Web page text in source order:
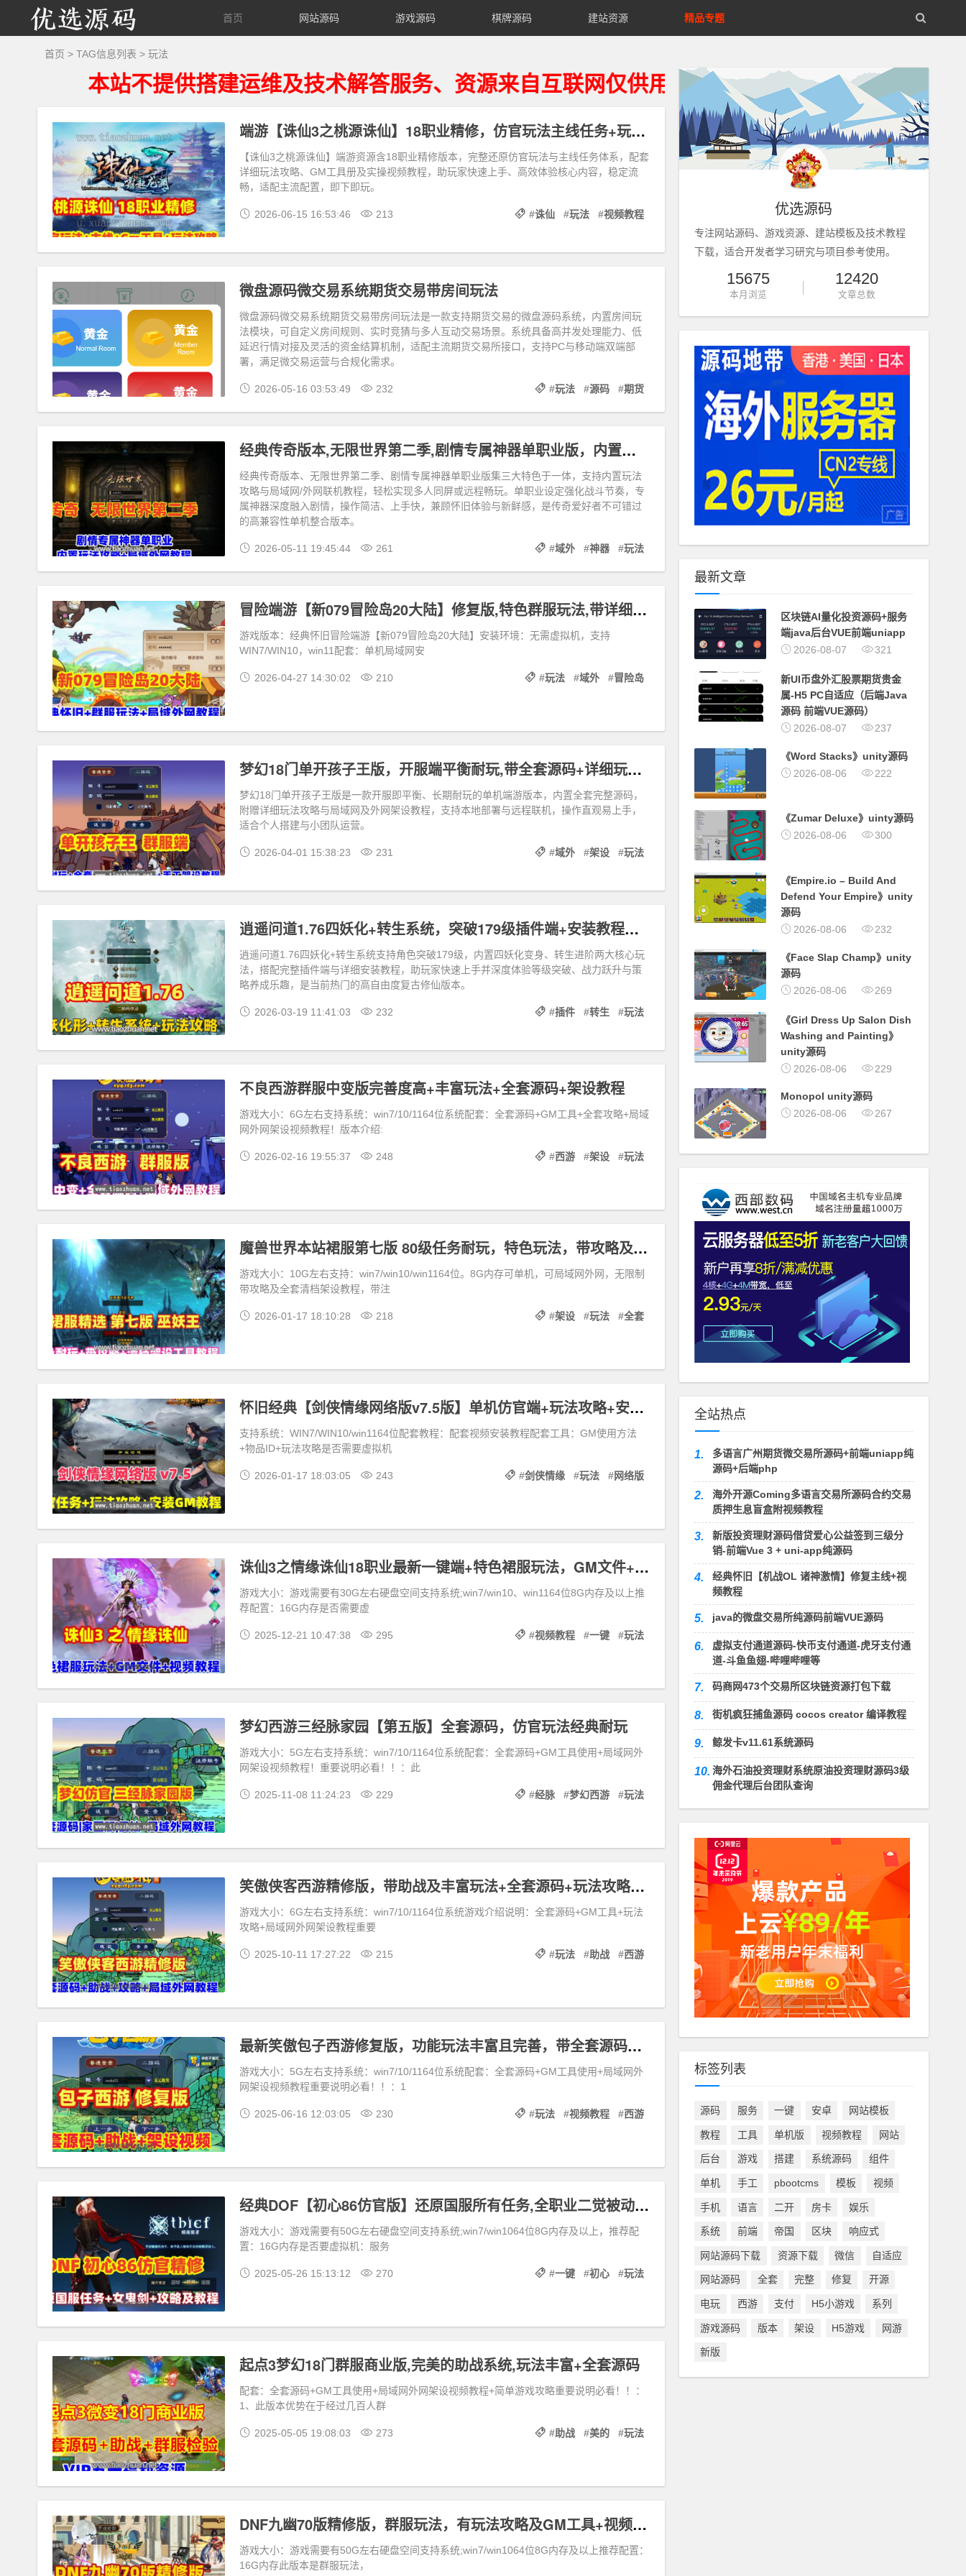
优 首页 网站源码 游戏源码 棋牌源码 建站资源 精品专题
首页 > TAG信息列表 > 玩法
本站不提供搭建运维及技术解答服务、资源来自互联网仅供用户学习研究、请获得资源24小时内从
端游【诛仙3之桃源诛仙】18职业精修，仿官玩法主线任务+玩法攻略,配GM工具册+视频教程
【诛仙3之桃源诛仙】端游资源含18职业精修版本，完整还原仿官玩法与主线任务体系，配套
详细玩法攻略、GM工具册及实操视频教程，助玩家快速上手、高效体验核心内容，稳定流
畅，适配主流配置，即下即玩。
2026-06-15 16:53:46 213 #诛仙 #玩法 #视频教程
微盘源码微交易系统期货交易带房间玩法
微盘源码微交易系统期货交易带房间玩法是一款支持期货交易的微盘源码系统，内置房间玩
法模块，可自定义房间规则、实时竞猜与多人互动交易场景。系统具备高并发处理能力、低
延迟行情对接及灵活的资金结算机制，适配主流期货交易所接口，支持PC与移动端双端部
署，满足微交易运营与合规化需求。
2026-05-16 03:53:49 232 #玩法 #源码 #期货
经典传奇版本,无限世界第二季,剧情专属神器单职业版，内置玩法攻略+局域外网教程
经典传奇版本、无限世界第二季、剧情专属神器单职业版集三大特色于一体，支持内置玩法
攻略与局域网/外网联机教程，轻松实现多人同屏或远程畅玩。单职业设定强化战斗节奏，专
属神器深度融入剧情，操作简洁、上手快，兼顾怀旧体验与新鲜感，是传奇爱好者不可错过
的高兼容性单机整合版本。
2026-05-11 19:45:44 261 #域外 #神器 #玩法
冒险端游【新079冒险岛20大陆】修复版,特色群服玩法,带详细玩法攻略+GM后台+局域外网教程
游戏版本：经典怀旧冒险端游【新079冒险岛20大陆】安装环境：无需虚拟机，支持
WIN7/WIN10，win11配套：单机局域网安
2026-04-27 14:30:02 210 #玩法 #域外 #冒险岛
梦幻18门单开孩子王版，开服端平衡耐玩,带全套源码+详细玩法攻略+局域外网架设教程
梦幻18门单开孩子王版是一款开服即平衡、长期耐玩的单机端游版本，内置全套完整源码，
附赠详细玩法攻略与局域网及外网架设教程，支持本地部署与远程联机，操作直观易上手，
适合个人搭建与小团队运营。
2026-04-01 15:38:23 231 #域外 #架设 #玩法
逍遥问道1.76四妖化+转生系统，突破179级插件端+安装教程及玩法攻略
逍遥问道1.76四妖化+转生系统支持角色突破179级，内置四妖化变身、转生进阶两大核心玩
法，搭配完整插件端与详细安装教程，助玩家快速上手并深度体验等级突破、战力跃升与策
略养成乐趣，是当前热门的高自由度复古修仙版本。
2026-03-19 11:41:03 232 #插件 #转生 #玩法
不良西游群服中变版完善度高+丰富玩法+全套源码+架设教程
游戏大小：6G左右支持系统：win7/10/1164位系统配套：全套源码+GM工具+全套攻略+局域
网外网架设视频教程！版本介绍:
2026-02-16 19:55:37 248 #西游 #架设 #玩法
魔兽世界本站裙服第七版 80级任务耐玩，特色玩法，带攻略及全套清档架设教程
游戏大小：10G左右支持：win7/win10/win1164位。8G内存可单机，可局域网外网，无限制
带攻略及全套清档架设教程，带注
2026-01-17 18:10:28 218 #架设 #玩法 #全套
怀旧经典【剑侠情缘网络版v7.5版】单机仿官端+玩法攻略+安装及GM使用教程
支持系统：WIN7/WIN10/win1164位配套教程：配套视频安装教程配套工具：GM使用方法
+物品ID+玩法攻略是否需要虚拟机
2026-01-17 18:03:05 243 #剑侠情缘 #玩法 #网络版
诛仙3之情缘诛仙18职业最新一键端+特色裙服玩法，GM文件+安装视频教程
游戏大小：游戏需要有30G左右硬盘空间支持系统;win7/win10、win1164位8G内存及以上推
荐配置：16G内存是否需要虚
2025-12-21 10:47:38 295 #视频教程 #一键 #玩法
梦幻西游三经脉家园【第五版】全套源码，仿官玩法经典耐玩
游戏大小：5G左右支持系统：win7/10/1164位系统配套：全套源码+GM工具使用+局域网外
网架设视频教程！重要说明必看！！：此
2025-11-08 11:24:23 229 #经脉 #梦幻西游 #玩法
笑傲侠客西游精修版，带助战及丰富玩法+全套源码+玩法攻略+局域网外网架设教程
游戏大小：6G左右支持系统：win7/10/1164位系统游戏介绍说明：全套源码+GM工具+玩法
攻略+局域网外网架设教程重要
2025-10-11 17:27:22 215 #玩法 #助战 #西游
最新笑傲包子西游修复版，功能玩法丰富且完善，带全套源码+玩法攻略+安装架设视频教程
游戏大小：5G左右支持系统：win7/10/1164位系统配套：全套源码+GM工具使用+局域网外
网架设视频教程重要说明必看！！：1
2025-06-16 12:03:05 230 #玩法 #视频教程 #西游
经典DOF【初心86仿官版】还原国服所有任务,全职业二觉被动,一键满级+手动升级，带玩法攻略及安装教程
游戏大小：游戏需要有50G左右硬盘空间支持系统;win7/win1064位8G内存及以上，推荐配
置：16G内存是否要虚拟机：服务
2025-05-26 15:13:12 270 #一键 #初心 #玩法
起点3梦幻18门群服商业版,完美的助战系统,玩法丰富+全套源码
配套：全套源码+GM工具使用+局域网外网架设视频教程+简单游戏攻略重要说明必看！！：
1、此版本优势在于经过几百人群
2025-05-05 19:08:03 273 #助战 #美的 #玩法
DNF九幽70版精修版，群服玩法，有玩法攻略及GM工具+视频教程
游戏大小：游戏需要有50G左右硬盘空间支持系统;win7/win1064位8G内存及以上推荐配置：
16G内存此版本是群服玩法，
优选源码
专注网站源码、游戏资源、建站模板及技术教程
下载，适合开发者学习研究与项目参考使用。
15675
本月浏览
12420
文章总数
最新文章
区块链AI量化投资源码+服务
端java后台VUE前端uniapp
2026-08-07
321
新UI币盘外汇股票期货贵金
属-H5 PC自适应（后端Java
源码 前端VUE源码）
2026-08-07
237
《Word Stacks》unity源码
2026-08-06
222
《Zumar Deluxe》uinty源码
2026-08-06
300
《Empire.io – Build And
Defend Your Empire》unity
源码
2026-08-06
232
《Face Slap Champ》unity
源码
2026-08-06
269
《Girl Dress Up Salon Dish
Washing and Painting》
unity源码
2026-08-06
229
Monopol unity源码
2026-08-06
267
全站热点
1.
多语言广州期货微交易所源码+前端uniapp纯
源码+后端php
2.
海外开源Coming多语言交易所源码合约交易
质押生息盲盒附视频教程
3.
新版投资理财源码借贷爱心公益签到三级分
销-前端Vue 3 + uni-app纯源码
4.
经典怀旧【机战OL 诸神激情】修复主线+视
频教程
5. java的微盘交易所纯源码前端VUE源码
6.
虚拟支付通道源码-快币支付通道-虎牙支付通
道-斗鱼鱼翅-哔哩哔哩等
7. 码商网473个交易所区块链资源打包下载
8. 街机疯狂捕鱼源码 cocos creator 编译教程
9. 鲸发卡v11.61系统源码
10. 海外石油投资理财系统原油投资理财源码3级
佣金代理后台团队查询
标签列表
源码 服务 一键 安卓 网站模板
教程 工具 单机版 视频教程 网站
后台 游戏 搭建 系统源码 组件
单机 手工 pbootcms 模板 视频
手机 语言 二开 房卡 娱乐
系统 前端 帝国 区块 响应式
网站源码下载 资源下载 微信 自适应
网站源码 全套 完整 修复 开源
电玩 西游 支付 H5小游戏 系列
游戏源码 版本 架设 H5游戏 网游
新版